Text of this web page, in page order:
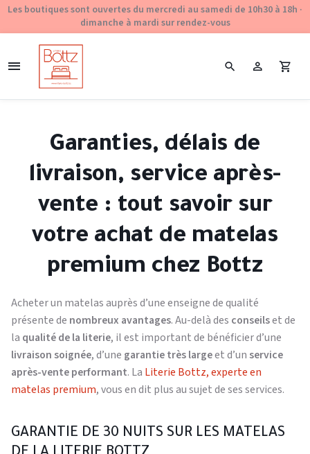
Les boutiques sont ouvertes du mercredi au samedi de 10h30 à 18h ·
dimanche à mardi sur rendez-vous
Garanties, délais de
livraison, service après-
vente : tout savoir sur
votre achat de matelas
premium chez Bottz
Acheter un matelas auprès d’une enseigne de qualité
présente de nombreux avantages. Au-delà des conseilset de
la qualité de la literie, il est important de bénéficier d’une
livraison soignée, d’une garantie très largeet d’unservice
après-vente performant. La Literie Bottz, experte en
matelas premium, vous en dit plus au sujet de ses services.
GARANTIE DE 30 NUITS SUR LES MATELAS